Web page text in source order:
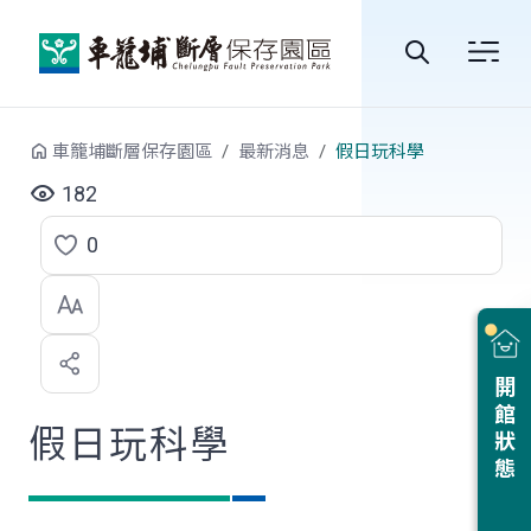
站
尋
開館狀態
車籠埔斷層保存園區 最新消息 假日玩科學
182
點
選
喜
歡
0
假日玩科學